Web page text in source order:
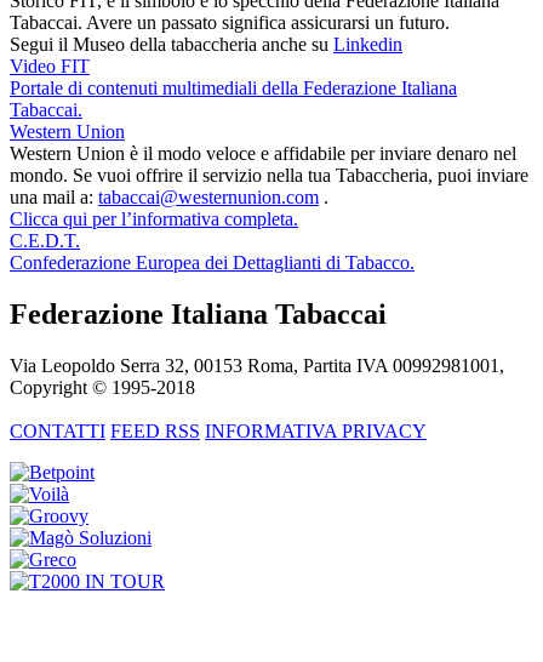
Tabaccai. Avere un passato significa assicurarsi un futuro.
Segui il Museo della tabaccheria anche su Linkedin
Video FIT
Portale di contenuti multimediali della Federazione Italiana
Tabaccai.
Western Union
Western Union è il modo veloce e affidabile per inviare denaro nel
mondo. Se vuoi offrire il servizio nella tua Tabaccheria, puoi inviare
una mail a: tabaccai@westernunion.com .
Clicca qui per l’informativa completa.
C.E.D.T.
Confederazione Europea dei Dettaglianti di Tabacco.
Federazione Italiana Tabaccai
Via Leopoldo Serra 32, 00153 Roma, Partita IVA 00992981001,
Copyright © 1995-2018
CONTATTI FEED RSS INFORMATIVA PRIVACY